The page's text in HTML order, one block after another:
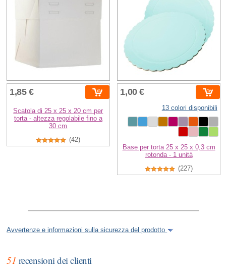
1,85 €
Scatola di 25 x 25 x 20 cm per
torta - altezza regolabile fino a
30 cm
(42)
1,00 €
13 colori disponibili
Base per torta 25 x 25 x 0,3 cm
rotonda - 1 unità
(227)
Avvertenze e informazioni sulla sicurezza del prodotto
51 recensioni dei clienti